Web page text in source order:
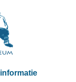
informatie